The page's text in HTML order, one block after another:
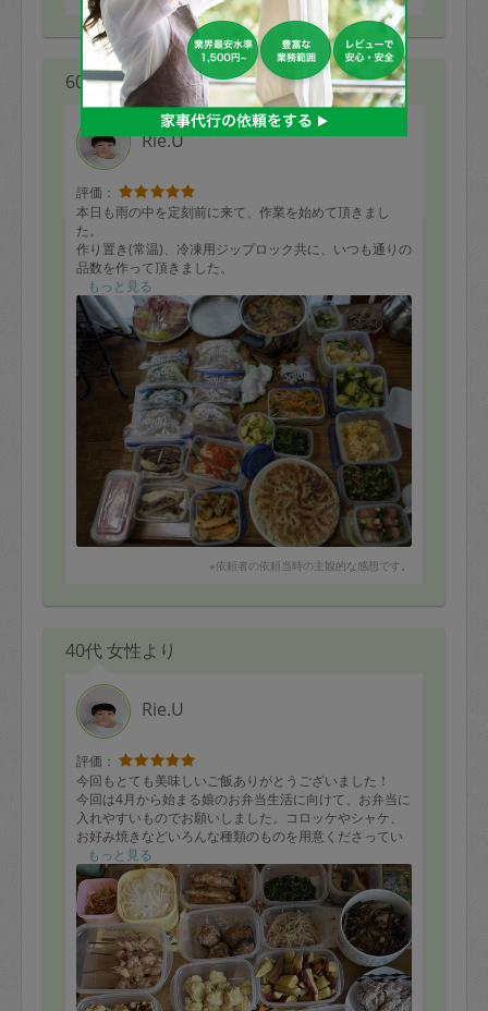
60代 男性より
Rie.U
評価：
本日も雨の中を定刻前に来て、作業を始めて頂きまし
た。
作り置き(常温)、冷凍用ジップロック共に、いつも通りの
品数を作って頂きました。
用意された食材を見て、毎回それらを使い切り、料理し
て頂くのですが、
これは三時間での作業として、とても大変なことだとい
つも感謝しています。
魚・肉などは素材を焼く・蒸す・揚げるなど、そのまま
の形での調理が多くあると
使いやすいです。野菜も、おひたし、人参シリシリ、焼
き茄子、剥いて切って頂いたものなどありがたいです。
一方で、親子丼の具、肉じゃが、チンジャオロース、ニ
ラ玉、餃子、
チャプチェ(春雨がだいぶ余ってしまっているので)などの
定番の料理もありがたいです。
子供のようですが、ハンバーグや唐揚げなどもありがた
もっと見る
※依頼者の依頼当時の主観的な感想です。
40代 女性より
Rie.U
評価：
今回もとても美味しいご飯ありがとうございました！
今回は4月から始まる娘のお弁当生活に向けて、お弁当に
入れやすいものでお願いしました。コロッケやシャケ、
お好み焼きなどいろんな種類のものを用意くださってい
たので、大方詰めるだけでいい状態にしていただけてと
ても助かりました！！
やきとりは秒でなくなりました！
もっと見る